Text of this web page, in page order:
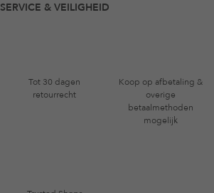
SERVICE & VEILIGHEID
Tot 30 dagen
retourrecht
Koop op afbetaling &
overige
betaalmethoden
mogelijk